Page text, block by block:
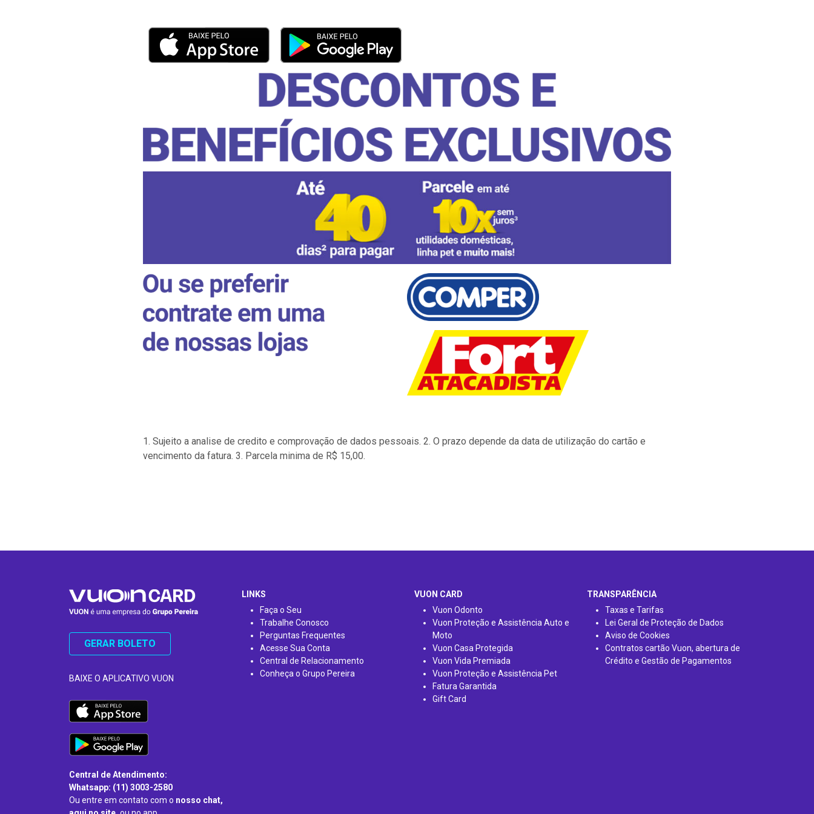
1. Sujeito a analise de credito e comprovação de dados pessoais. 2. O prazo depende da data de utilização do cartão e
vencimento da fatura. 3. Parcela minima de R$ 15,00.
GERAR BOLETO
BAIXE O APLICATIVO VUON
Central de Atendimento:
Whatsapp: (11) 3003-2580
Ou entre em contato com o nosso chat,
LINKS
Faça o Seu
Trabalhe Conosco
Perguntas Frequentes
Acesse Sua Conta
Central de Relacionamento
Conheça o Grupo Pereira
VUON CARD
Vuon Odonto
Vuon Proteção e Assistência Auto e
Moto
Vuon Casa Protegida
Vuon Vida Premiada
Vuon Proteção e Assistência Pet
Fatura Garantida
Gift Card
TRANSPARÊNCIA
Taxas e Tarifas
Lei Geral de Proteção de Dados
Aviso de Cookies
Contratos cartão Vuon, abertura de
Crédito e Gestão de Pagamentos